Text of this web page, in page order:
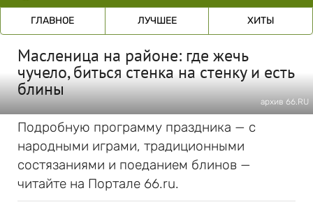
ГЛАВНОЕ ЛУЧШЕЕ ХИТЫ
Масленица на районе: где жечь
чучело, биться стенка на стенку и есть
блины
архив 66.RU
Подробную программу праздника — с
народными играми, традиционными
состязаниями и поеданием блинов —
читайте на Портале 66.ru.